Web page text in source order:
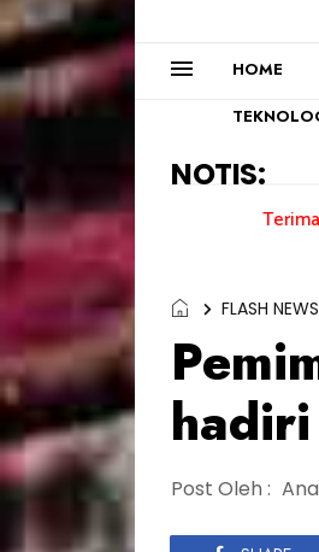
HOME
NOTIS:
Terima kasih
FLASH NEWS
Post Oleh :